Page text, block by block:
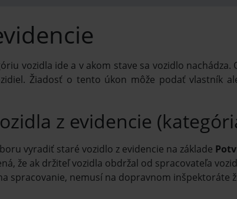
vozidla ide a v akom stave sa vozidlo nachádza.
Žiadosť o tento úkon môže podať vlastník
z evidencie
vyradiť staré vozidlo z evidencie na základe
že ak držiteľ vozidla obdržal od spracovateľa
spracovanie, nemusí na dopravnom inšpektoráte